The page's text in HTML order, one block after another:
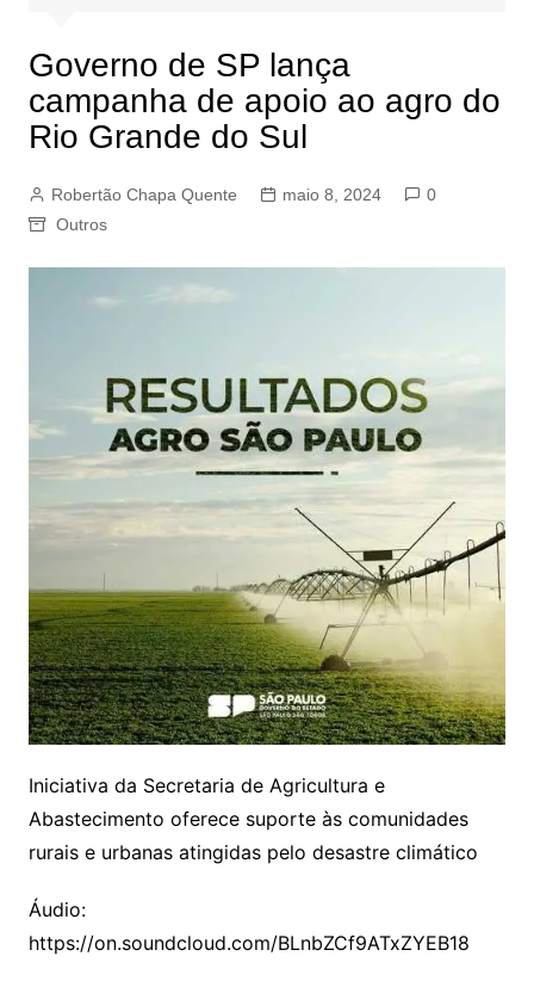
Governo de SP lança
campanha de apoio ao agro do
Rio Grande do Sul
Robertão Chapa Quente maio 8, 2024
0
Outros
Iniciativa da Secretaria de Agricultura e
Abastecimento oferece suporte às comunidades
rurais e urbanas atingidas pelo desastre climático
Áudio:
https://on.soundcloud.com/BLnbZCf9ATxZYEB18